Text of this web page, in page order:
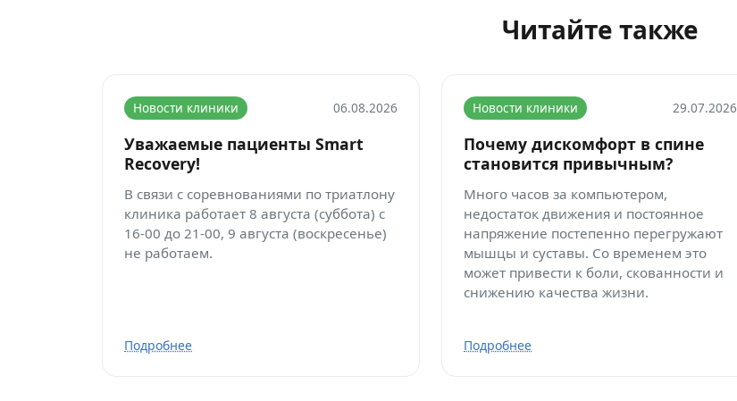
Читайте также
Новости клиники 06.08.2026
Уважаемые пациенты Smart
Recovery!
В связи с соревнованиями по триатлону
клиника работает 8 августа (суббота) с
16-00 до 21-00, 9 августа (воскресенье)
не работаем.
Подробнее
Новости клиники 29.07.2026
Почему дискомфорт в спине
становится привычным?
Много часов за компьютером,
недостаток движения и постоянное
напряжение постепенно перегружают
мышцы и суставы. Со временем это
может привести к боли, скованности и
снижению качества жизни.
Подробнее